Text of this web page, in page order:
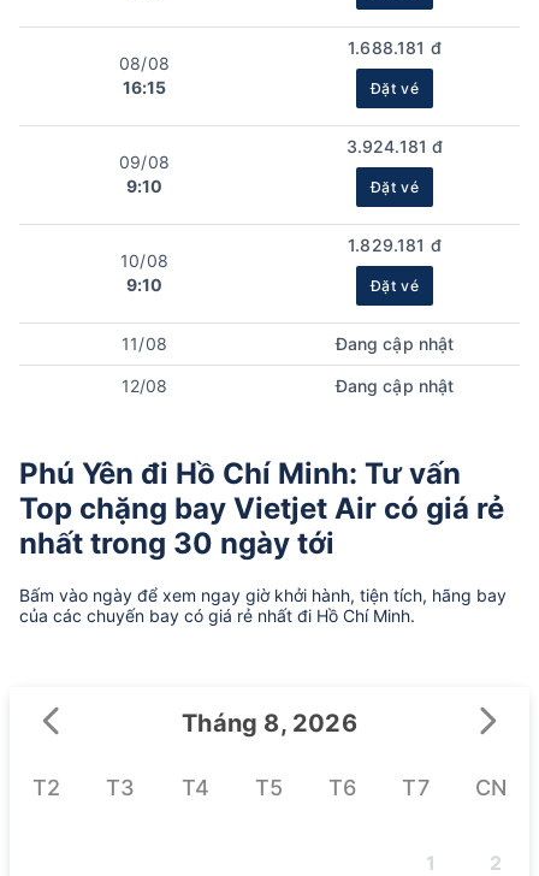
08/08
16:15
1.688.181 đ
Đặt vé
09/08
9:10
3.924.181 đ
Đặt vé
10/08
9:10
1.829.181 đ
Đặt vé
11/08 Đang cập nhật
12/08 Đang cập nhật
Phú Yên đi Hồ Chí Minh: Tư vấn
Top chặng bay Vietjet Air có giá rẻ
nhất trong 30 ngày tới
Bấm vào ngày để xem ngay giờ khởi hành, tiện tích, hãng bay
của các chuyến bay có giá rẻ nhất đi Hồ Chí Minh.
Tháng 8, 2026
T2 T3 T4 T5 T6 T7 CN
1 2